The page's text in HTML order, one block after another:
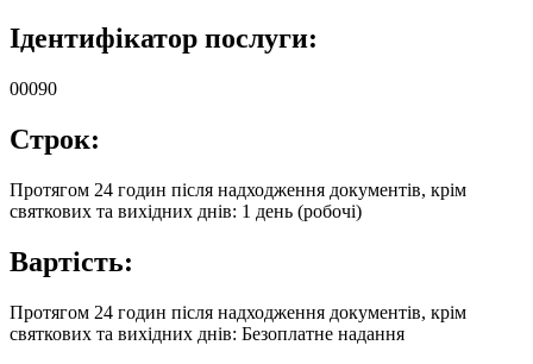
Ідентифікатор послуги:
00090
Строк:
Протягом 24 годин після надходження документів, крім
святкових та вихідних днів: 1 день (робочі)
Вартість:
Протягом 24 годин після надходження документів, крім
святкових та вихідних днів: Безоплатне надання